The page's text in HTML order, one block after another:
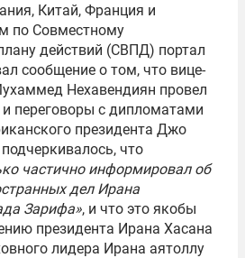
Китай, Франция и
по Совместному
действий (СВПД) портал
сообщение о том, что вице-
Нехавендиян провел
и переговоры с дипломатами
президента Джо
что
частично информировал об
дел Ирана
Зарифа», и что это якобы
президента Ирана Хасана
лидера Ирана аятоллу